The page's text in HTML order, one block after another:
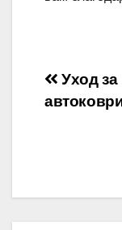
Уход за